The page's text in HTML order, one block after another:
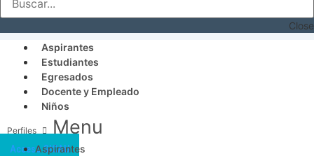
Close
Aspirantes
Estudiantes
Egresados
Docente y Empleado
Niños
Menu
Aspirantes
Acceso SICAU